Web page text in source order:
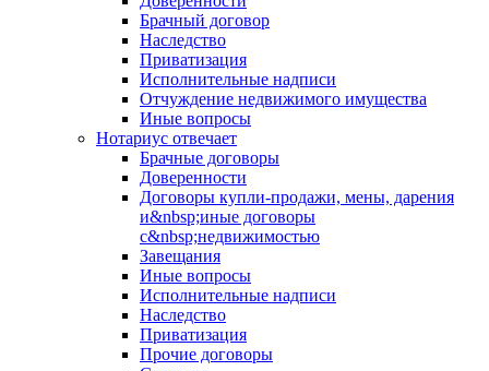
Брачный договор
Наследство
Приватизация
Исполнительные надписи
Отчуждение недвижимого имущества
Иные вопросы
Нотариус отвечает
Брачные договоры
Доверенности
Договоры купли-продажи, мены, дарения
и&nbsp;иные договоры
с&nbsp;недвижимостью
Завещания
Иные вопросы
Исполнительные надписи
Наследство
Приватизация
Прочие договоры